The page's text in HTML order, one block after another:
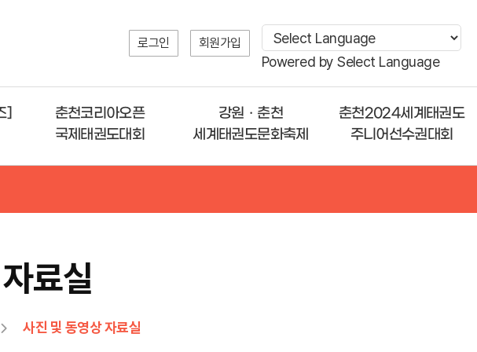
로그인 회원가입
Powered bySelect Language
]
춘천코리아오픈
국제태권도대회
강원ㆍ춘천
세계태권도문화축제
춘천2024세계태권도
주니어선수권대회
료실
사진 및 동영상 자료실